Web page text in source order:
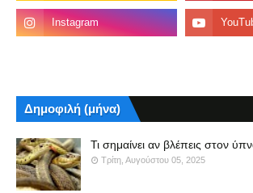
Δημοφιλή (μήνα)
Τι σημαίνει αν βλέπεις στον
Τρίτη, Αυγούστου 05, 2025